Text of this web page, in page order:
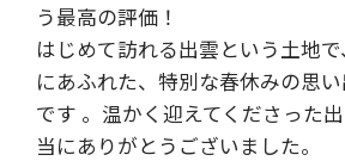
う最高の評価！
はじめて訪れる出雲という土地
にあふれた、特別な春休みの思
です 。温かく迎えてくださった
当にありがとうございました。